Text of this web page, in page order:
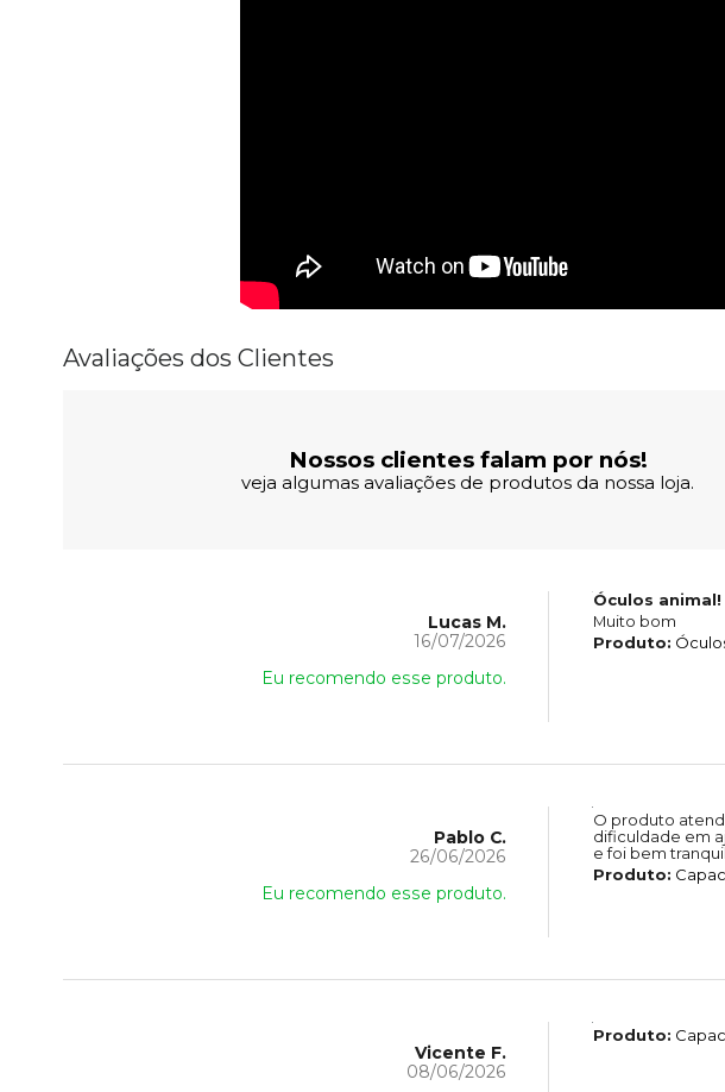
Avaliações dos Clientes
Nossos clientes falam por nós!
veja algumas avaliações de produtos da nossa loja.
Lucas M.
16/07/2026
Eu recomendo esse produto.
Óculos animal!
Muito bom
Produto:
Pablo C.
26/06/2026
Eu recomendo esse produto.
O produto
dificuldade em
e foi bem
Produto:
Vicente F.
08/06/2026
Produto: